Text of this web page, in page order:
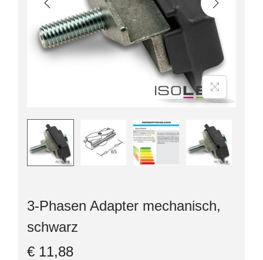
3-Phasen Adapter mechanisch,
schwarz
€ 11,88